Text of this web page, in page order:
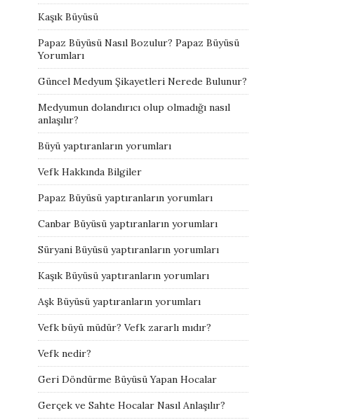
Kaşık Büyüsü
Papaz Büyüsü Nasıl Bozulur? Papaz Büyüsü
Yorumları
Güncel Medyum Şikayetleri Nerede Bulunur?
Medyumun dolandırıcı olup olmadığı nasıl
anlaşılır?
Büyü yaptıranların yorumları
Vefk Hakkında Bilgiler
Papaz Büyüsü yaptıranların yorumları
Canbar Büyüsü yaptıranların yorumları
Süryani Büyüsü yaptıranların yorumları
Kaşık Büyüsü yaptıranların yorumları
Aşk Büyüsü yaptıranların yorumları
Vefk büyü müdür? Vefk zararlı mıdır?
Vefk nedir?
Geri Döndürme Büyüsü Yapan Hocalar
Gerçek ve Sahte Hocalar Nasıl Anlaşılır?